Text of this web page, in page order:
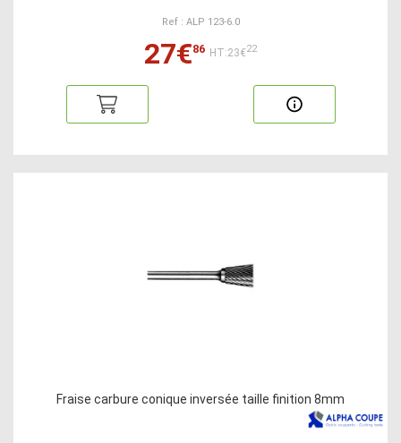
Ref : ALP 123-6.0
27€86 HT:23€22
Fraise carbure conique inversée taille finition 8mm